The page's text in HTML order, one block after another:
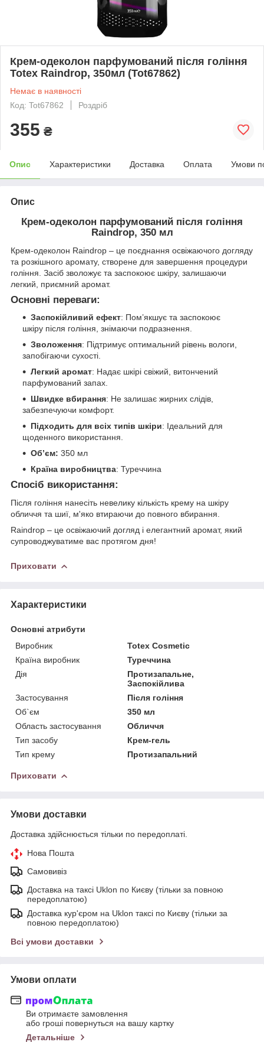
Крем-одеколон парфумований після гоління
Totex Raindrop, 350мл (Tot67862)
Немає в наявності
Код: Tot67862
Роздріб
355 ₴
Опис Характеристики Доставка Оплата Умови
Опис
Крем-одеколон парфумований після гоління
Raindrop, 350 мл
Крем-одеколон Raindrop – це поєднання освіжаючого догляду
та розкішного аромату, створене для завершення процедури
гоління. Засіб зволожує та заспокоює шкіру, залишаючи
легкий, приємний аромат.
Основні переваги:
Заспокійливий ефект: Пом’якшує та заспокоює
шкіру після гоління, знімаючи подразнення.
Зволоження: Підтримує оптимальний рівень вологи,
запобігаючи сухості.
Легкий аромат: Надає шкірі свіжий, витончений
парфумований запах.
Швидке вбирання: Не залишає жирних слідів,
забезпечуючи комфорт.
Підходить для всіх типів шкіри: Ідеальний для
щоденного використання.
Об’єм: 350 мл
Країна виробництва: Туреччина
Спосіб використання:
Після гоління нанесіть невелику кількість крему на шкіру
обличчя та шиї, м'яко втираючи до повного вбирання.
Raindrop – це освіжаючий догляд і елегантний аромат, який
супроводжуватиме вас протягом дня!
Приховати
Характеристики
Основні атрибути
Виробник
Totex Cosmetic
Країна виробник
Туреччина
Дія
Протизапальне,
Заспокійлива
Застосування
Після гоління
Об`єм
350 мл
Область застосування
Обличчя
Тип засобу
Крем-гель
Тип крему
Протизапальний
Приховати
Умови доставки
Доставка здійснюється тільки по передоплаті.
Нова Пошта
Самовивіз
Доставка на таксі Uklon по Києву (тільки за повною
передоплатою)
Доставка кур'єром на Uklon таксі по Києву (тільки за
повною передоплатою)
Всі умови доставки
Умови оплати
Ви отримаєте замовлення
або гроші повернуться на вашу картку
Детальніше